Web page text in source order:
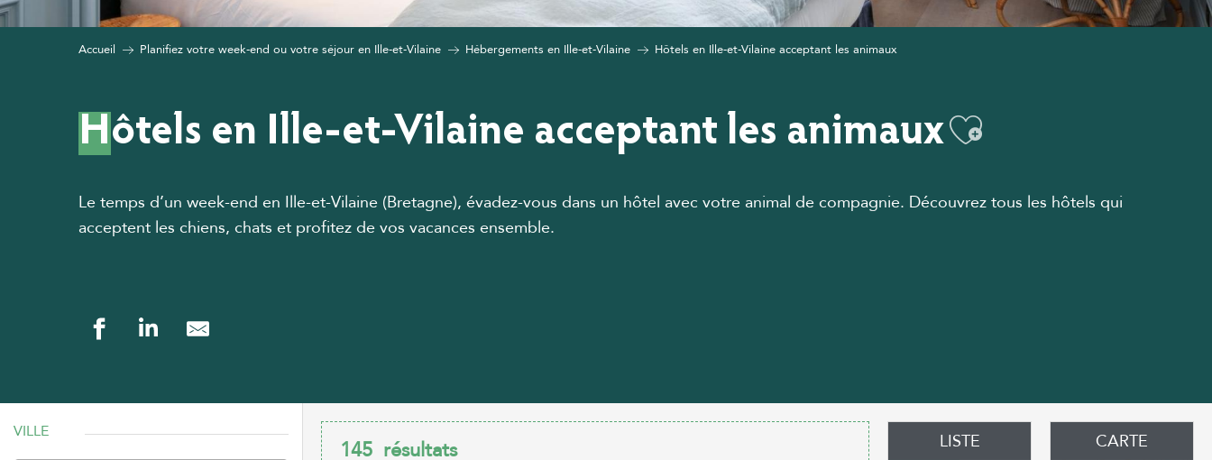
Accueil Planifiez votre week-end ou votre séjour en Ille-et-Vilaine Hébergements en Ille-et-Vilaine Hôtels en Ille-et-Vilaine acceptant les animaux
Hôtels en Ille-et-Vilaine acceptant les animauxAjouter aux
Le temps d’un week-end en Ille-et-Vilaine (Bretagne), évadez-vous dans un hôtel avec votre animal de compagnie. Découvrez tous les hôtels qui
acceptent les chiens, chats et profitez de vos vacances ensemble.
VILLE
145 résultats LISTE CARTE